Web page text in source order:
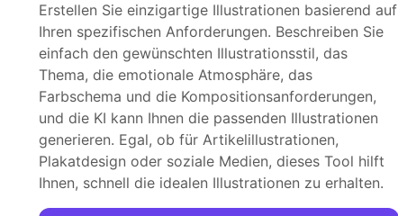
Erstellen Sie einzigartige Illustrationen basierend auf
Ihren spezifischen Anforderungen. Beschreiben Sie
einfach den gewünschten Illustrationsstil, das
Thema, die emotionale Atmosphäre, das
Farbschema und die Kompositionsanforderungen,
und die KI kann Ihnen die passenden Illustrationen
generieren. Egal, ob für Artikelillustrationen,
Plakatdesign oder soziale Medien, dieses Tool hilft
Ihnen, schnell die idealen Illustrationen zu erhalten.